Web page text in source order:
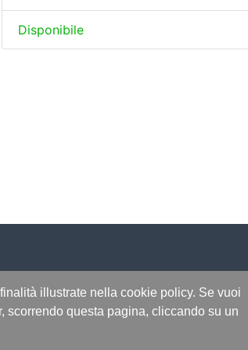
illustrate nella cookie policy. Se vuoi
scorrendo questa pagina, cliccando su un
Disponibile